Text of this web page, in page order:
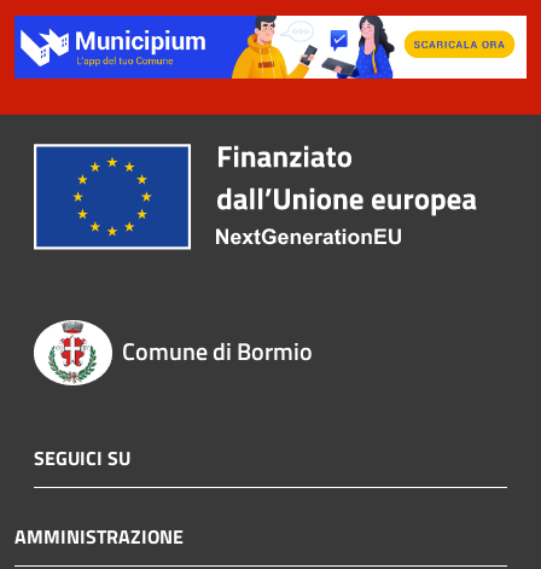
Comune di Bormio
SEGUICI SU
AMMINISTRAZIONE